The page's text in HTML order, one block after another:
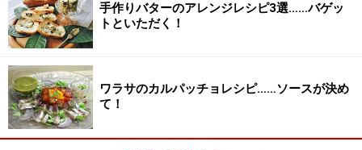
■漬物・佃煮
佃煮は、まとめてたくさん作るほうが味よく仕上がるの
で、旬のお安いときに作りおきしましょう
手入れをするほどに美味しくなるぬか漬。軽く塩もみで
漬ける一夜漬け。塩分控えめの梅干。山椒の実、葉唐辛
手作りバターのアレンジレシピ3選……バゲッ
トといただく！
ワラサのカルパッチョレシピ……ソースが決め
て！